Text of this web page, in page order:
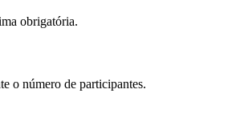
obrigatória.
o número de participantes.